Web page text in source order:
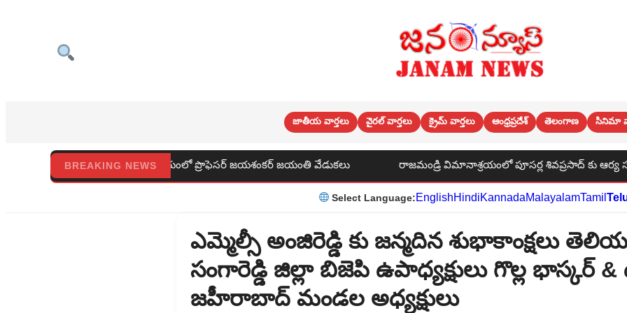
జాతీయ వార్తలు వైరల్ వార్తలు క్రైమ్ వార్తలు ఆంధ్రప్రదేశ్ తెలంగాణ సినిమా
BREAKING NEWS
కార్యాలయంలో ప్రొఫెసర్ జయశంకర్ జయంతి వేడుకలు రాజమండ్రి విమానాశ్రయంలో పూసర్ల శివప్రసాద్ కు ఆర్య సంఘం సభ్యులు చిరు
Select Language:EnglishHindiKannadaMalayalamTamil
ఎమ్మెల్సీ అంజిరెడ్డి కు జన్మదిన శుభాకాంక్షలు
సంగారెడ్డి జిల్లా బిజెపి ఉపాధ్యక్షులు గొల్ల భాస్కర్ &
జహీరాబాద్ మండల అధ్యక్షులు